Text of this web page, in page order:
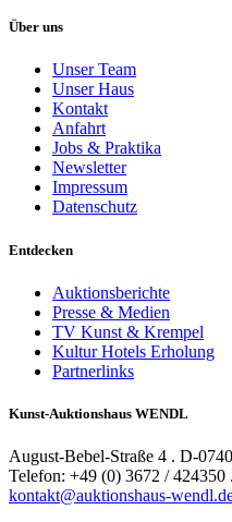
Über uns
Unser Team
Unser Haus
Kontakt
Anfahrt
Jobs & Praktika
Newsletter
Impressum
Datenschutz
Entdecken
Auktionsberichte
Presse & Medien
TV Kunst & Krempel
Kultur Hotels Erholung
Partnerlinks
Kunst-Auktionshaus WENDL
August-Bebel-Straße 4 . D-
Telefon: +49 (0) 3672 /
kontakt@auktionshaus-